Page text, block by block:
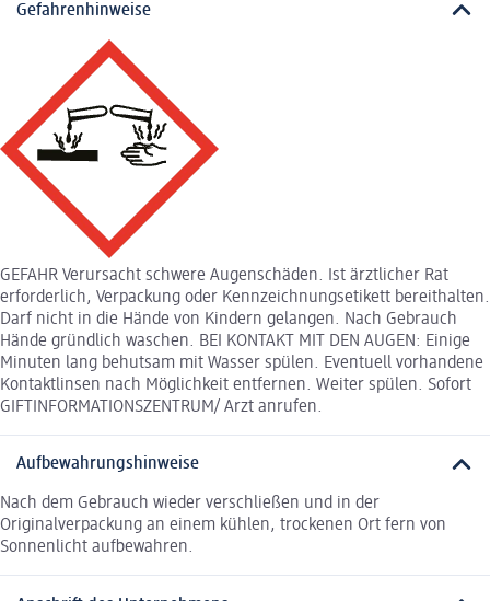
Gefahrenhinweise
GEFAHR Verursacht schwere Augenschäden. Ist ärztlicher Rat
erforderlich, Verpackung oder Kennzeichnungsetikett bereithalten.
Darf nicht in die Hände von Kindern gelangen. Nach Gebrauch
Hände gründlich waschen. BEI KONTAKT MIT DEN AUGEN: Einige
Minuten lang behutsam mit Wasser spülen. Eventuell vorhandene
Kontaktlinsen nach Möglichkeit entfernen. Weiter spülen. Sofort
GIFTINFORMATIONSZENTRUM/ Arzt anrufen.
Aufbewahrungshinweise
Nach dem Gebrauch wieder verschließen und in der
Originalverpackung an einem kühlen, trockenen Ort fern von
Sonnenlicht aufbewahren.